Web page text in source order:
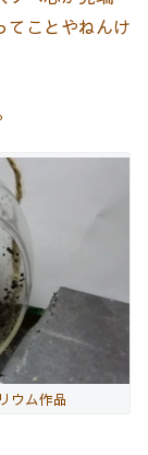
てことやねんけ
ウム作品